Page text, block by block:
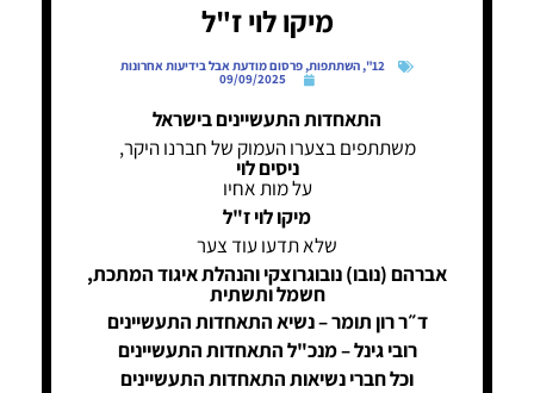
מיקו לוי ז"ל
12"
,השתתפות,פרסום מודעת אבל בידיעות אחרונות
09/09/2025
התאחדות התעשיינים בישראל
משתתפים בצערו העמוק של חברנו היקר,
ניסים לוי
על מות אחיו
מיקו לוי ז"ל
שלא תדעו עוד צער
אברהם (נובו) נובוגרוצקי והנהלת איגוד המתכת,
חשמל ותשתית
ד״ר רון תומר – נשיא התאחדות התעשיינים
רובי גינל – מנכ"ל התאחדות התעשיינים
‏וכל חברי נשיאות התאחדות התעשיינים